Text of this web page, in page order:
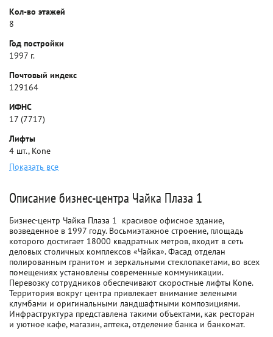
Кол-во этажей
8
Год постройки
1997 г.
Почтовый индекс
129164
ИФНС
17 (7717)
Лифты
4 шт., Kone
Показать все
Описание бизнес-центра Чайка Плаза 1
Бизнес-центр Чайка Плаза 1  красивое офисное здание,
возведенное в 1997 году. Восьмиэтажное строение, площадь
которого достигает 18000 квадратных метров, входит в сеть
деловых столичных комплексов «Чайка». Фасад отделан
полированным гранитом и зеркальными стеклопакетами, во всех
помещениях установлены современные коммуникации.
Перевозку сотрудников обеспечивают скоростные лифты Kone.
Территория вокруг центра привлекает внимание зелеными
клумбами и оригинальными ландшафтными композициями.
Инфраструктура представлена такими объектами, как ресторан
и уютное кафе, магазин, аптека, отделение банка и банкомат.